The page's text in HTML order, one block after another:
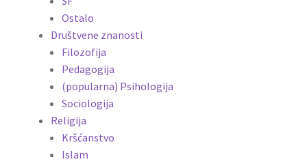
Ostalo
Društvene znanosti
Filozofija
Pedagogija
(popularna) Psihologija
Sociologija
Religija
Kršćanstvo
Islam